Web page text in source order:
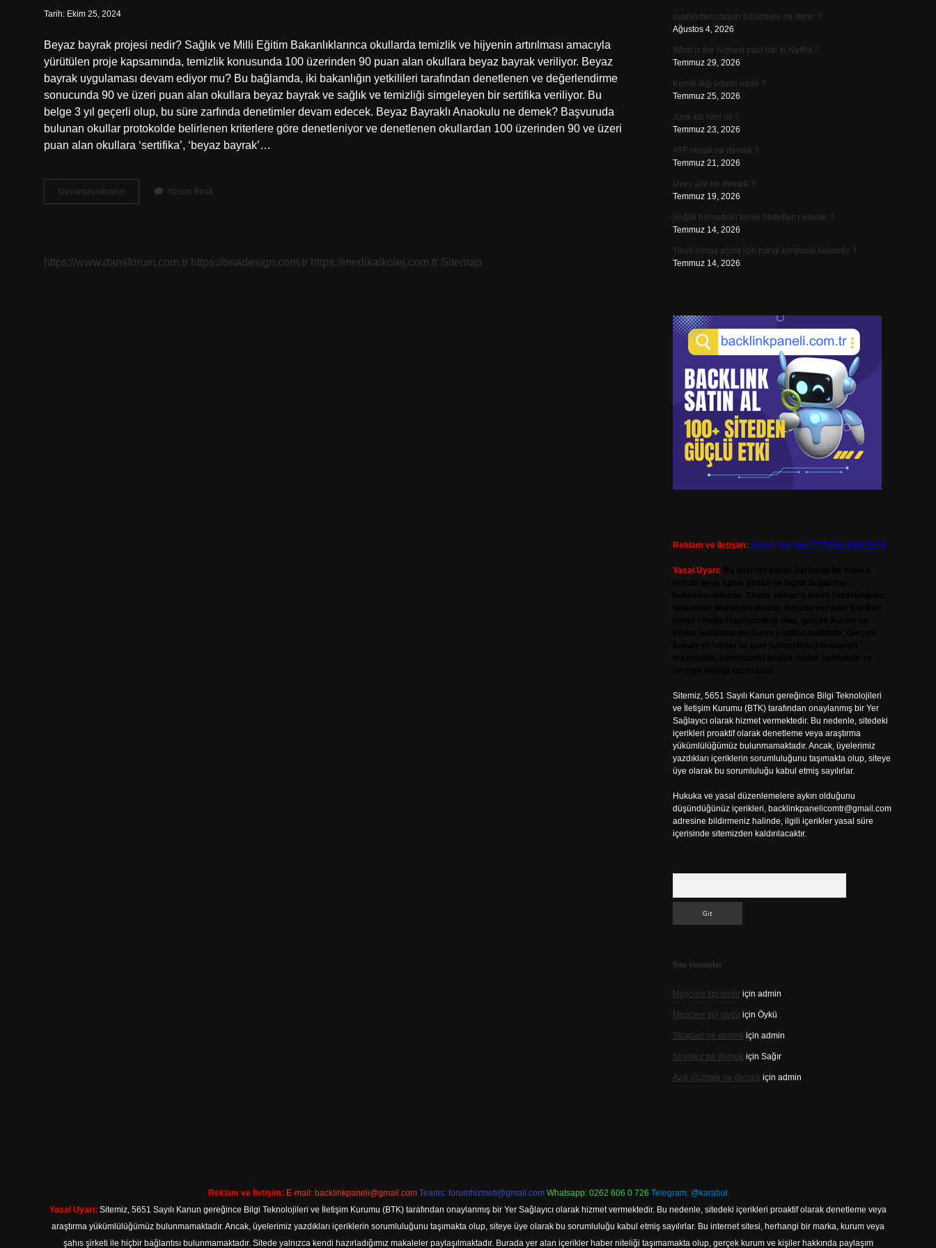
Tarih: Ekim 25, 2024
Beyaz bayrak projesi nedir? Sağlık ve Milli Eğitim Bakanlıklarınca okullarda temizlik ve hijyenin artırılması amacıyla
yürütülen proje kapsamında, temizlik konusunda 100 üzerinden 90 puan alan okullara beyaz bayrak veriliyor. Beyaz
bayrak uygulaması devam ediyor mu? Bu bağlamda, iki bakanlığın yetkilileri tarafından denetlenen ve değerlendirme
sonucunda 90 ve üzeri puan alan okullara beyaz bayrak ve sağlık ve temizliği simgeleyen bir sertifika veriliyor. Bu
belge 3 yıl geçerli olup, bu süre zarfında denetimler devam edecek. Beyaz Bayraklı Anaokulu ne demek? Başvuruda
bulunan okullar protokolde belirlenen kriterlere göre denetleniyor ve denetlenen okullardan 100 üzerinden 90 ve üzeri
puan alan okullara ‘sertifika’, ‘beyaz bayrak’…
Devamını okuyun
Bayrak
Yorum Bırak
https://www.dansforum.com.tr https://onadesign.com.tr https://medikalkolej.com.tr Sitemap
ayetlerden oluşan bölümlere ne denir ?
Ağustos 4, 2026
What is the highest paid job in Netflix ?
Temmuz 29, 2026
Kemik iliği ödemi nedir ?
Temmuz 25, 2026
June kız ismi mi ?
Temmuz 23, 2026
ATF olmak ne demek ?
Temmuz 21, 2026
Üvey aile ne demek ?
Temmuz 19, 2026
Sağlık hizmetinin temel hedefleri nelerdir ?
Temmuz 14, 2026
Tıkalı pimaş açma için hangi kimyasal kullanılır ?
Temmuz 14, 2026
Reklam ve İletişim: Skype: live:.cid.575569c608265c69
Yasal Uyarı:
Sitemiz, 5651 Sayılı Kanun gereğince Bilgi Teknolojileri
ve İletişim Kurumu (BTK) tarafından onaylanmış bir Yer
Sağlayıcı olarak hizmet vermektedir. Bu nedenle, sitedeki
içerikleri proaktif olarak denetleme veya araştırma
yükümlülüğümüz bulunmamaktadır. Ancak, üyelerimiz
yazdıkları içeriklerin sorumluluğunu taşımakta olup, siteye
üye olarak bu sorumluluğu kabul etmiş sayılırlar.
Hukuka ve yasal düzenlemelere aykırı olduğunu
düşündüğünüz içerikleri, backlinkpanelicomtr@gmail.com
adresine bildirmeniz halinde, ilgili içerikler yasal süre
içerisinde sitemizden kaldırılacaktır.
Son yorumlar
Meşcere tipi nediriçin admin
Meşcere tipi nediriçin Öykü
Straplez ne demek için admin
Straplez ne demek için Sağır
Azık düzmek ne demek için admin
Reklam ve İletişim: E-mail: backlinkpaneli@gmail.com Teams: forumhizmeti@gmail.com Whatsapp: 0262 606 0 726 Telegram: @karabul
Yasal Uyarı: Sitemiz, 5651 Sayılı Kanun gereğince Bilgi Teknolojileri ve İletişim Kurumu (BTK) tarafından onaylanmış bir Yer Sağlayıcı olarak hizmet vermektedir. Bu nedenle, sitedeki içerikleri proaktif olarak denetleme veya
araştırma yükümlülüğümüz bulunmamaktadır. Ancak, üyelerimiz yazdıkları içeriklerin sorumluluğunu taşımakta olup, siteye üye olarak bu sorumluluğu kabul etmiş sayılırlar. Bu internet sitesi, herhangi bir marka, kurum veya
şahıs şirketi ile hiçbir bağlantısı bulunmamaktadır. Sitede yalnızca kendi hazırladığımız makaleler paylaşılmaktadır. Burada yer alan içerikler haber niteliği taşımamakta olup, gerçek kurum ve kişiler hakkında paylaşım